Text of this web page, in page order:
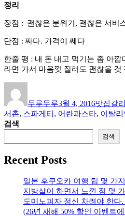
정리
장점 : 괜찮은 분위기, 괜찮은 서비
단점 : 짜다. 가격이 쎄다
한줄 평 : 내 돈 내고 먹기는 좀 아
라면 가서 마음껏 질러도 괜찮을 것
이
두루두루일
자
3월 4, 2016고
리
맛집갈
서촌, 스파게티 , 어란파스타, 이탈
검색
검색
Recent Posts
일본 후쿠오카 여행 팁 몇 가지
지방살이 하면서 느낀 점 몇 가
도미노피자 정신 차려야 한다
(26년 새해 50% 할인 이벤트